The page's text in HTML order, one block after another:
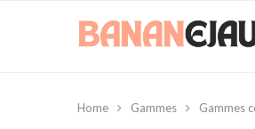
Home Gammes Gammes